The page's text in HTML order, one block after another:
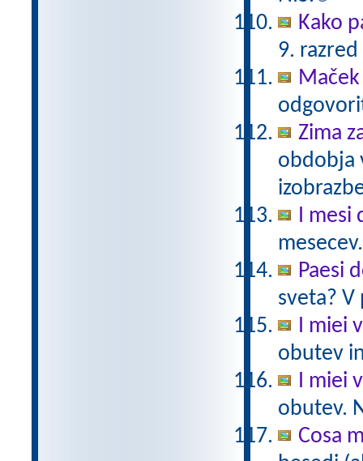
Kako
9.
Zima
obdobja
I mesi
mesecev.
Paesi
sveta?
I miei
obutev
I miei
obutev.
Cosa